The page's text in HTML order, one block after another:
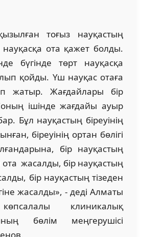
тоғыз науқастың
науқасқа ота қажет болды.
бүгінде төрт науқасқа
қойды. Үш науқас отаға
жатыр. Жағдайлары бір
ішінде жағдайы ауыр
Бұл науқастың біреуінің
біреуінің ортан бөлігі
бір науқастың
жасалды, бір науқастың
бір науқастың тізеден
жасалды», - деді Алматы
клиникалық
бөлім меңгерушісі